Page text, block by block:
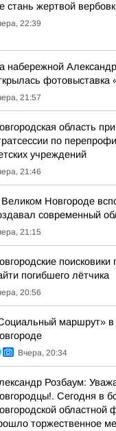
стань жертвой
22:39
набережной
фотовыставка
21:57
область
по
учреждений
21:46
Новгороде
современный
21:15
погибшего лётчика
20:56
маршрут» в
Вчера, 20:34
Розбаум:
Сегодня в
областной
торжественное